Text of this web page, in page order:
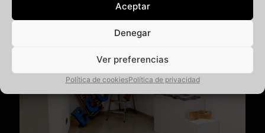
Aceptar
Denegar
Ver preferencias
Política de cookiesPolítica de privacidad